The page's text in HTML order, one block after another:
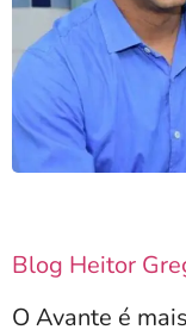
Blog Heitor
O Avante é